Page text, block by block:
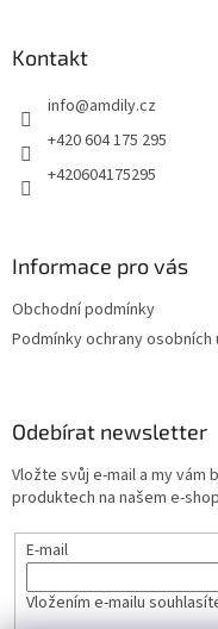
Kontakt
info@amdily.cz
+420 604 175 295
+420604175295
Informace pro vás
Obchodní podmínky
Podmínky ochrany osobních
Odebírat newsletter
Vložte svůj e-mail a my vám
produktech na našem e-
E-mail
Vložením e-mailu